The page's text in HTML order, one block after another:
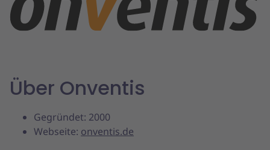
Über Onventis
Gegründet: 2000
Webseite: onventis.de